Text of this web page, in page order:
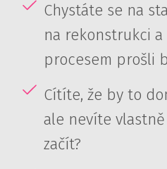
Chystáte se na
na rekonstrukci
procesem prošli
Cítíte, že by to
ale nevíte
začít?